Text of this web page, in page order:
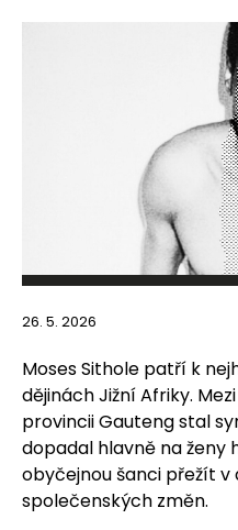
26. 5. 2026
Moses Sithole patří k
dějinách Jižní Afriky.
provincii Gauteng stal
dopadal hlavně na ženy
obyčejnou šanci přežít
společenských změn.